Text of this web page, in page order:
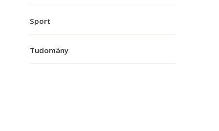
Sport
Tudomány